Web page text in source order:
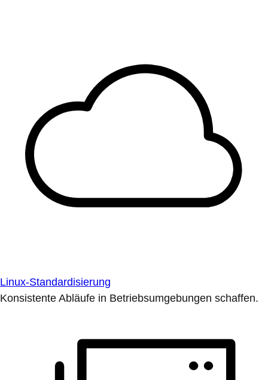
Linux-Standardisierung
Konsistente Abläufe in Betriebsumgebungen schaffen.